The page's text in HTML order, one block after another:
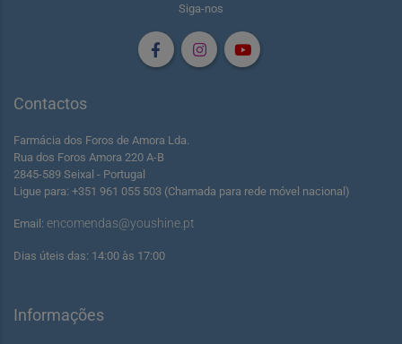
Siga-nos
Contactos
Farmácia dos Foros de Amora Lda.
Rua dos Foros Amora 220 A-B
2845-589 Seixal - Portugal
Ligue para: +351 961 055 503 (Chamada para rede móvel nacional)
Email: encomendas@youshine.pt
Dias úteis das: 14:00 às 17:00
Informações